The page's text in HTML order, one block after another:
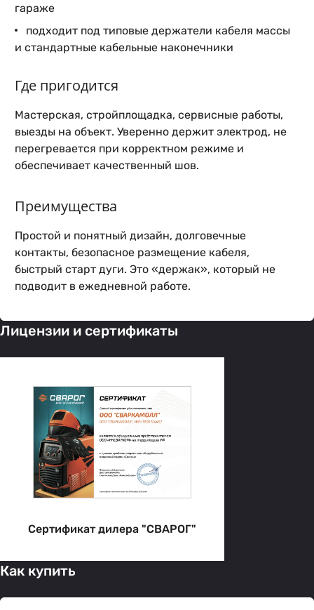
гараже
подходит под типовые держатели кабеля массы
и стандартные кабельные наконечники
Где пригодится
Мастерская, стройплощадка, сервисные работы,
выезды на объект. Уверенно держит электрод, не
перегревается при корректном режиме и
обеспечивает качественный шов.
Преимущества
Простой и понятный дизайн, долговечные
контакты, безопасное размещение кабеля,
быстрый старт дуги. Это «держак», который не
подводит в ежедневной работе.
Лицензии и сертификаты
Сертификат дилера "СВАРОГ"
Как купить